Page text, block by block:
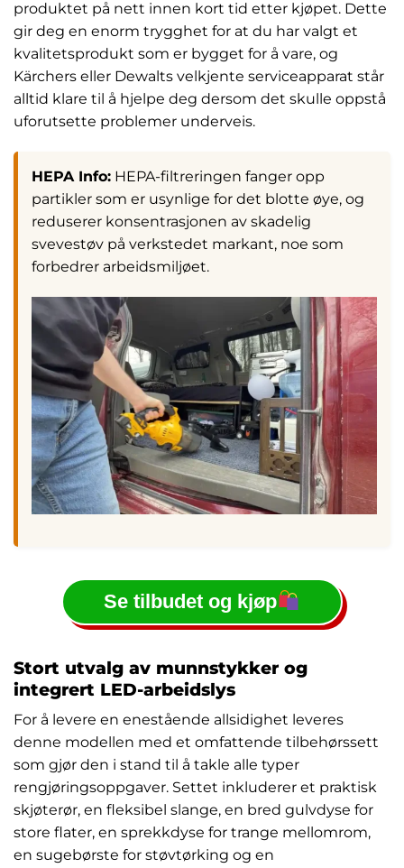
produktet på nett innen kort tid etter kjøpet. Dette
gir deg en enorm trygghet for at du har valgt et
kvalitetsprodukt som er bygget for å vare, og
Kärchers eller Dewalts velkjente serviceapparat står
alltid klare til å hjelpe deg dersom det skulle oppstå
uforutsette problemer underveis.
HEPA Info: HEPA-filtreringen fanger opp
partikler som er usynlige for det blotte øye, og
reduserer konsentrasjonen av skadelig
svevestøv på verkstedet markant, noe som
forbedrer arbeidsmiljøet.
Se tilbudet og kjøp
Stort utvalg av munnstykker og
integrert LED-arbeidslys
For å levere en enestående allsidighet leveres
denne modellen med et omfattende tilbehørssett
som gjør den i stand til å takle alle typer
rengjøringsoppgaver. Settet inkluderer et praktisk
skjøterør, en fleksibel slange, en bred gulvdyse for
store flater, en sprekkdyse for trange mellomrom,
en sugebørste for støvtørking og en